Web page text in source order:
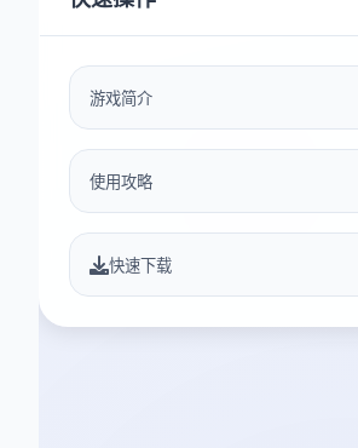
游戏简介
使用攻略
快速下载